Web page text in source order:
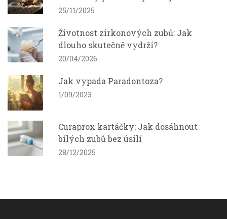
25/11/2025
Životnost zirkonových zubů: Jak
dlouho skutečně vydrží?
20/04/2026
Jak vypada Paradontoza?
1/09/2023
Curaprox kartáčky: Jak dosáhnout
bílých zubů bez úsilí
28/12/2025